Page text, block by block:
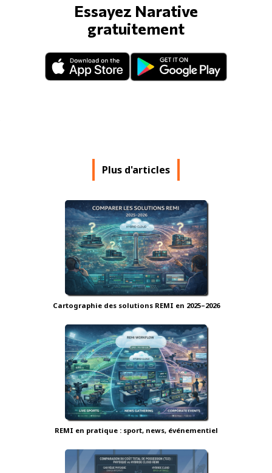
Essayez Narative
gratuitement
Plus d'articles
Cartographie des solutions REMI en 2025–2026
REMI en pratique : sport, news, événementiel